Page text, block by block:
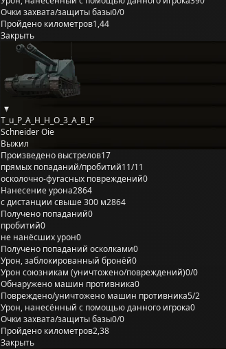
Очки захвата/защиты базы0/0
Пройдено километров1,44
Закрыть
T_u_P_A_H_H_O_3_A_B_P
Schneider Oie
Выжил
Произведено выстрелов17
прямых попаданий/пробитий11/11
осколочно-фугасных повреждений0
Нанесение урона2864
с дистанции свыше 300 м2864
Получено попаданий0
пробитий0
не нанёсших урон0
Получено попаданий осколками0
Урон, заблокированный бронёй0
Урон союзникам (уничтожено/повреждений)0/0
Обнаружено машин противника0
Повреждено/уничтожено машин противника5/2
Урон, нанесённый с помощью данного игрока0
Очки захвата/защиты базы0/0
Пройдено километров2,38
Закрыть